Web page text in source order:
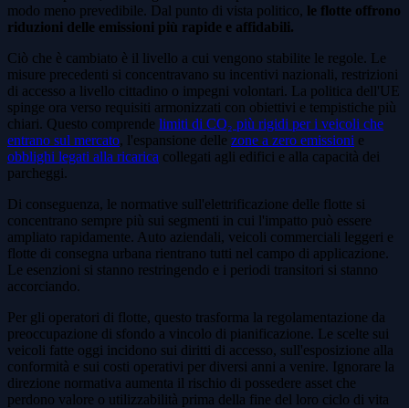
modo meno prevedibile. Dal punto di vista politico, le flotte offrono
riduzioni delle emissioni più rapide e affidabili.
Ciò che è cambiato è il livello a cui vengono stabilite le regole. Le
misure precedenti si concentravano su incentivi nazionali, restrizioni
di accesso a livello cittadino o impegni volontari. La politica dell'UE
spinge ora verso requisiti armonizzati con obiettivi e tempistiche più
chiari. Questo comprende limiti di CO₂ più rigidi per i veicoli che
entrano sul mercato, l'espansione delle zone a zero emissioni e
obblighi legati alla ricarica collegati agli edifici e alla capacità dei
parcheggi.
Di conseguenza, le normative sull'elettrificazione delle flotte si
concentrano sempre più sui segmenti in cui l'impatto può essere
ampliato rapidamente. Auto aziendali, veicoli commerciali leggeri e
flotte di consegna urbana rientrano tutti nel campo di applicazione.
Le esenzioni si stanno restringendo e i periodi transitori si stanno
accorciando.
Per gli operatori di flotte, questo trasforma la regolamentazione da
preoccupazione di sfondo a vincolo di pianificazione. Le scelte sui
veicoli fatte oggi incidono sui diritti di accesso, sull'esposizione alla
conformità e sui costi operativi per diversi anni a venire. Ignorare la
direzione normativa aumenta il rischio di possedere asset che
perdono valore o utilizzabilità prima della fine del loro ciclo di vita